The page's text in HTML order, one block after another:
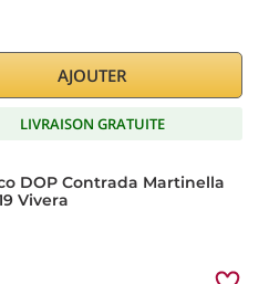
AJOUTER
LIVRAISON GRATUITE
DOP Contrada Martinella
Vivera